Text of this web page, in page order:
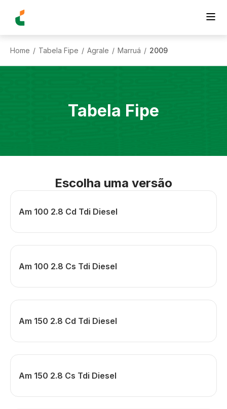
Home / Tabela Fipe / Agrale / Marruá / 2009
Tabela Fipe
Escolha uma versão
Am 100 2.8 Cd Tdi Diesel
Am 100 2.8 Cs Tdi Diesel
Am 150 2.8 Cd Tdi Diesel
Am 150 2.8 Cs Tdi Diesel